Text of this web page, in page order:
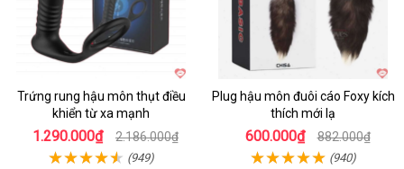
Trứng rung hậu môn thụt điều
khiển từ xa mạnh
1.290.000₫ 2.186.000₫
(949)
Plug hậu môn đuôi cáo Foxy kích
thích mới lạ
600.000₫ 882.000₫
(940)